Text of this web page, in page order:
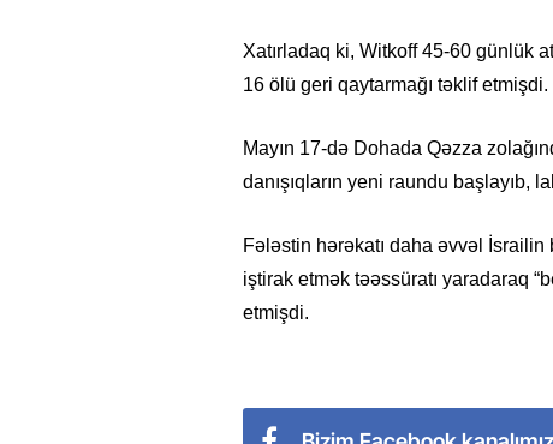
Xatırladaq ki, Witkoff 45-60 günlük
16 ölü geri qaytarmağı təklif etmişdi.
Mayın 17-də Dohada Qəzza
danışıqların yeni raundu başlayıb,
Fələstin hərəkatı daha əvvəl
iştirak etmək təəssüratı yaradaraq
etmişdi.